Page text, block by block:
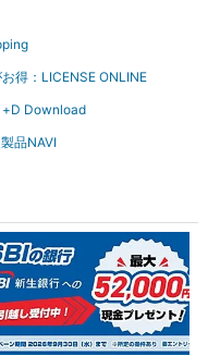
得：LICENSE ONLINE
+D Download
品NAVI